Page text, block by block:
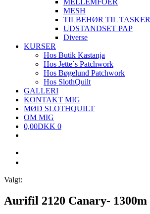
MELLEMFOER
MESH
TILBEHØR TIL TASKER
UDSTANDSET PAP
Diverse
KURSER
Hos Butik Kastanja
Hos Jette´s Patchwork
Hos Bøgelund Patchwork
Hos SlothQuilt
GALLERI
KONTAKT MIG
MØD SLOTHQUILT
OM MIG
0,00DKK 0
Valgt:
Aurifil 2120 Canary- 1300m